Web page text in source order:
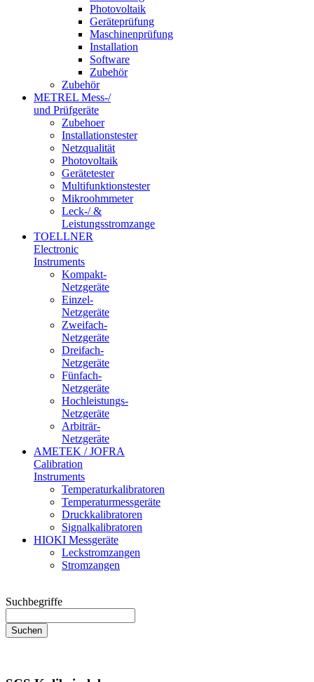
Photovoltaik
Geräteprüfung
Maschinenprüfung
Installation
Software
Zubehör
Zubehör
METREL Mess-/
und Prüfgeräte
Zubehoer
Installationstester
Netzqualität
Photovoltaik
Gerätetester
Multifunktionstester
Mikroohmmeter
Leck-/ &
Leistungsstromzange
TOELLNER
Electronic
Instruments
Kompakt-
Netzgeräte
Einzel-
Netzgeräte
Zweifach-
Netzgeräte
Dreifach-
Netzgeräte
Fünfach-
Netzgeräte
Hochleistungs-
Netzgeräte
Arbiträr-
Netzgeräte
AMETEK / JOFRA
Calibration
Instruments
Temperaturkalibratoren
Temperaturmessgeräte
Druckkalibratoren
Signalkalibratoren
HIOKI Messgeräte
Leckstromzangen
Stromzangen
Suchbegriffe